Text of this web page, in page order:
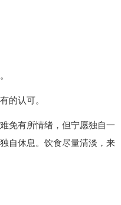
的认可。
免有所情绪，但宁愿独自一
自休息。饮食尽量清淡，来